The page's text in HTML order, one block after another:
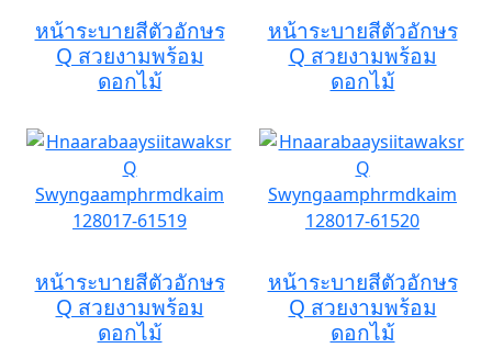
หน้าระบายสีตัวอักษร
Q สวยงามพร้อม
ดอกไม้
หน้าระบายสีตัวอักษร
Q สวยงามพร้อม
ดอกไม้
หน้าระบายสีตัวอักษร
Q สวยงามพร้อม
ดอกไม้
หน้าระบายสีตัวอักษร
Q สวยงามพร้อม
ดอกไม้